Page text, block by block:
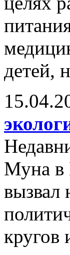
детей,
Муна в
вызвал